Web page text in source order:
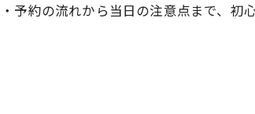
予約の流れから当日の注意点まで、